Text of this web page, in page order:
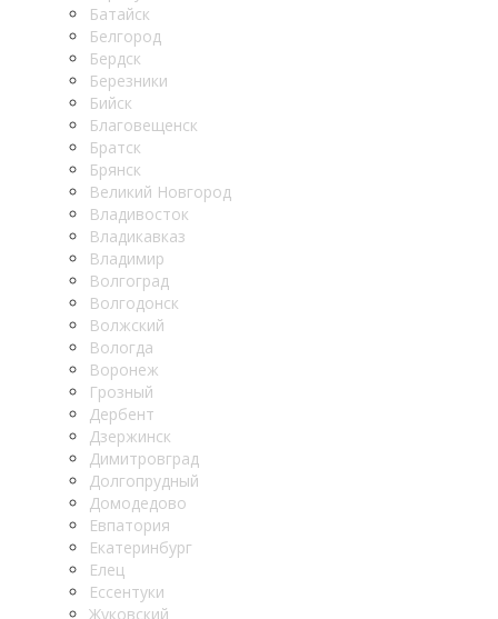
Батайск
Белгород
Бердск
Березники
Бийск
Благовещенск
Братск
Брянск
Великий Новгород
Владивосток
Владикавказ
Владимир
Волгоград
Волгодонск
Волжский
Вологда
Воронеж
Грозный
Дербент
Дзержинск
Димитровград
Долгопрудный
Домодедово
Евпатория
Екатеринбург
Елец
Ессентуки
Жуковский